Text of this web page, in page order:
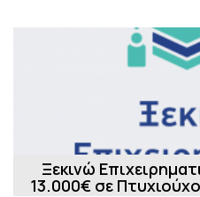
Ξεκινώ
13.000€ σε